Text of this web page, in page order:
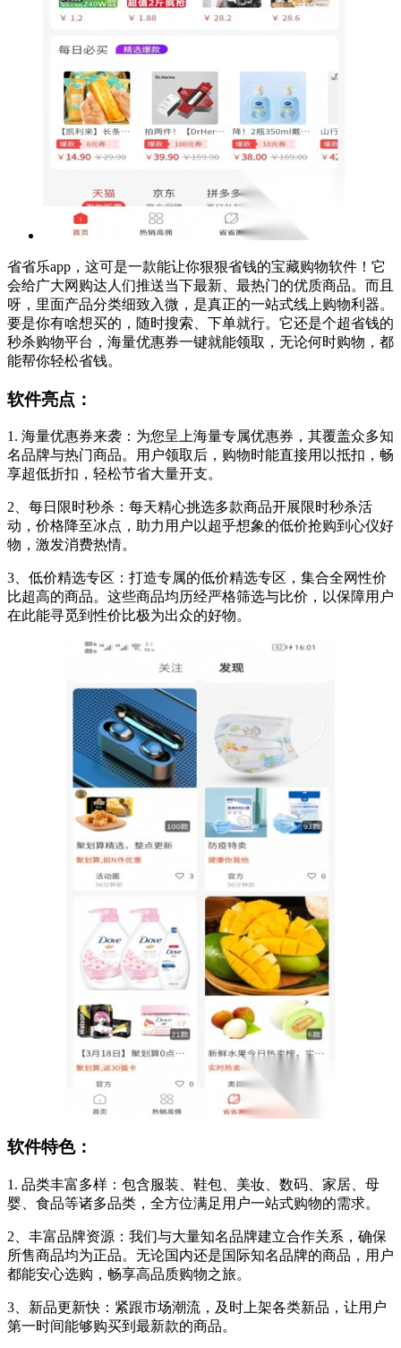
省省乐app，这可是一款能让你狠狠省钱的宝藏购物软件！它
会给广大网购达人们推送当下最新、最热门的优质商品。而且
呀，里面产品分类细致入微，是真正的一站式线上购物利器。
要是你有啥想买的，随时搜索、下单就行。它还是个超省钱的
秒杀购物平台，海量优惠券一键就能领取，无论何时购物，都
能帮你轻松省钱。
软件亮点：
1. 海量优惠券来袭：为您呈上海量专属优惠券，其覆盖众多知
名品牌与热门商品。用户领取后，购物时能直接用以抵扣，畅
享超低折扣，轻松节省大量开支。
2、每日限时秒杀：每天精心挑选多款商品开展限时秒杀活
动，价格降至冰点，助力用户以超乎想象的低价抢购到心仪好
物，激发消费热情。
3、低价精选专区：打造专属的低价精选专区，集合全网性价
比超高的商品。这些商品均历经严格筛选与比价，以保障用户
在此能寻觅到性价比极为出众的好物。
软件特色：
1. 品类丰富多样：包含服装、鞋包、美妆、数码、家居、母
婴、食品等诸多品类，全方位满足用户一站式购物的需求。
2、丰富品牌资源：我们与大量知名品牌建立合作关系，确保
所售商品均为正品。无论国内还是国际知名品牌的商品，用户
都能安心选购，畅享高品质购物之旅。
3、新品更新快：紧跟市场潮流，及时上架各类新品，让用户
第一时间能够购买到最新款的商品。